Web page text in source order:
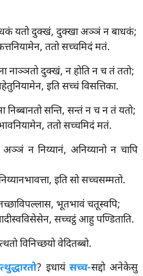
यतो दुक्खं, दुक्खा अञ्ञं न बाधकं;
ततो सच्चमिदं मतं.
नाञ्ञतो दुक्खं, न होति न च तं ततो;
इति सच्चं विसत्तिका.
निब्बानतो सन्ति, सन्तं न च न तं यतो;
ततो सच्चमिदं मतं.
अञ्ञं न निय्यानं, अनिय्यानो न चापि
इति सो सच्चसम्मतो.
भूतभावं चतूस्वपि;
सच्चट्ठं आहु पण्डिताति.
विनिच्छयो वेदितब्बो.
? इधायंसच्च-सद्दो अनेकेसु